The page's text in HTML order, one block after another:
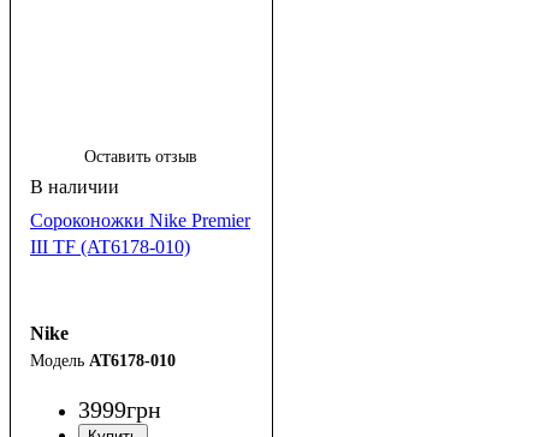
Оставить отзыв
Сороконожки Nike Premier
III TF (AT6178-010)
Nike
AT6178-010
3999грн